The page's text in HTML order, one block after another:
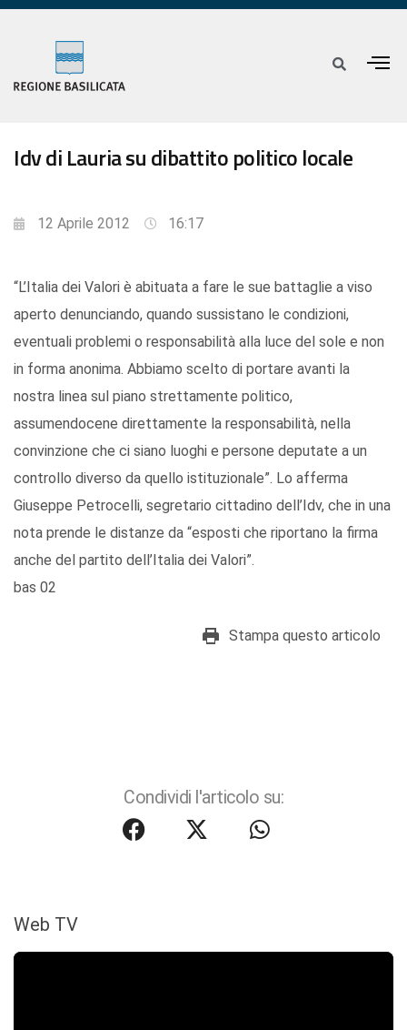
Idv di Lauria su dibattito politico locale
12 Aprile 2012 16:17
“L’Italia dei Valori è abituata a fare le sue battaglie a viso
aperto denunciando, quando sussistano le condizioni,
eventuali problemi o responsabilità alla luce del sole e non
in forma anonima. Abbiamo scelto di portare avanti la
nostra linea sul piano strettamente politico,
assumendocene direttamente la responsabilità, nella
convinzione che ci siano luoghi e persone deputate a un
controllo diverso da quello istituzionale”. Lo afferma
Giuseppe Petrocelli, segretario cittadino dell’Idv, che in una
nota prende le distanze da “esposti che riportano la firma
anche del partito dell’Italia dei Valori”.
bas 02
Stampa questo articolo
Condividi l'articolo su:
Web TV